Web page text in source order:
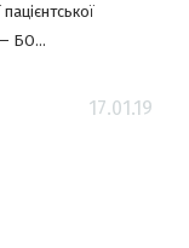
БО...
17.01.19